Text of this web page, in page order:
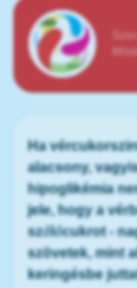
Ha
alacsony,
hipoglikémia
jele, hogy a
szőlőcukrot -
szövetek, mint
keringésbe